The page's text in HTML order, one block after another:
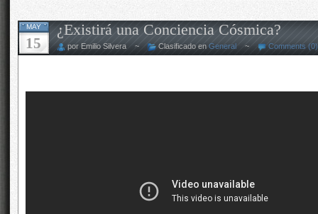
MAY
15
¿Existirá una Conciencia Cósmica?
por Emilio Silvera ~ Clasificado en General ~ Comments (0)